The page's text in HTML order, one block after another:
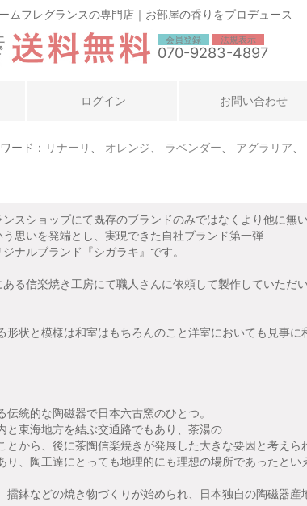
ムフレグランスの専門店｜お部屋の香りをプロデュース
会員登録 法規表示
070-9283-4897
ログイン お問い合わせ
ード： リナーリ オレンジ ラベンダー アグラリア
ンスショップにて既存のブランドのみではなくより他に無
思いを発端とし、実現できた自社ブランド第一弾
ナルブランド『シガラキ』です。
る信楽焼き工房にて職人さんに依頼して製作していただ
形状と模様は和室はもちろんのこと洋室においても見事に
統的な陶磁器で日本六古窯のひとつ。
と東海地方を結ぶ交通路でもあり、茶湯の
から、後に茶陶信楽焼きが発展した大きな要因と考えら
、陶工達にとっても地理的にも理想の場所であったとい
鉢などの焼き物づくりが始められ、日本独自の陶磁器産